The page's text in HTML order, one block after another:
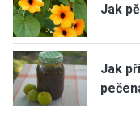
Jak
Jak